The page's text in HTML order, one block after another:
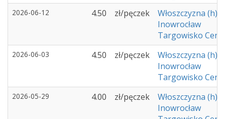
2026-06-12 4.50 zł/pęczek
Włoszczyzna (h)
Inowrocław
Targowisko
2026-06-03 4.50 zł/pęczek
Włoszczyzna (h)
Inowrocław
Targowisko
2026-05-29 4.00 zł/pęczek
Włoszczyzna (h)
Inowrocław